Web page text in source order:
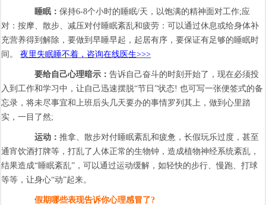
睡眠：保持6-8个小时的睡眠/天，以饱满的精神面对工作;应
对：按摩、散步、减压对付睡眠紊乱和疲劳：可以通过休息或给身体补
充营养得到解除，要做到早睡早起，起居有序，要保证有足够的睡眠时
间。夜里失眠睡不着，咨询在线医生>>>
要给自己心理暗示：告诉自己奋斗的时刻开始了，现在必须投
入到工作和学习中，让自己迅速摆脱“节日”状态! 也可写一张便签式的备
忘录，将未尽事宜和上班后头几天要办的事情罗列其上，做到心里踏
实，一目了然;
运动：推拿、散步对付睡眠紊乱和疲惫，长假玩乐过度，甚至
通宵饮酒打牌等，打乱了人体正常的生物钟，造成植物神经系统紊乱，
结果造成“睡眠紊乱”，可以通过运动缓解，如轻快的步行、慢跑、打球
等等，让身心“动”起来。
假期哪些表现告诉你心理感冒了?